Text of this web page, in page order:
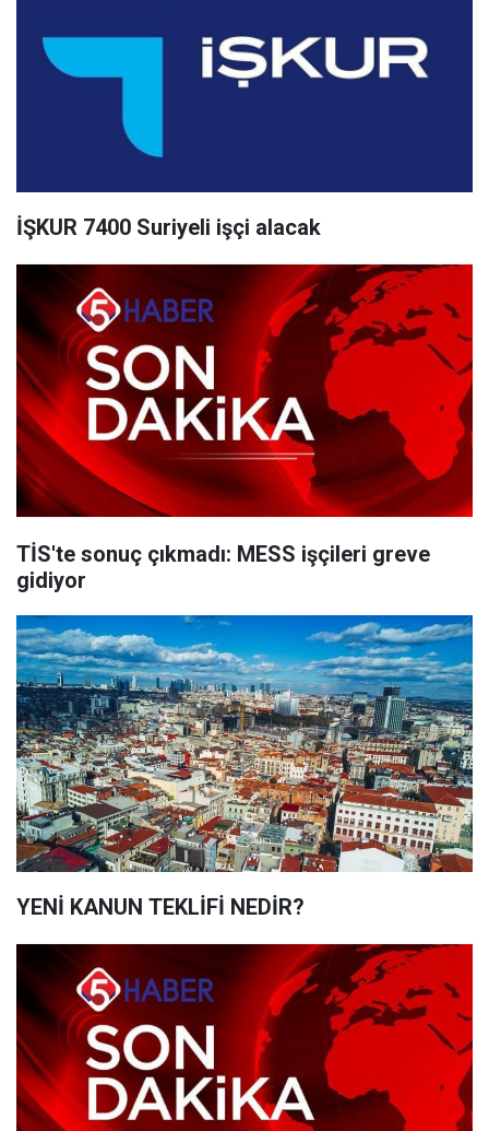
İŞKUR 7400 Suriyeli işçi alacak
TİS'te sonuç çıkmadı: MESS işçileri greve
gidiyor
YENİ KANUN TEKLİFİ NEDİR?